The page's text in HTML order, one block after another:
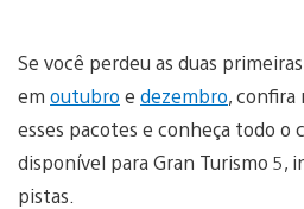
Se você perdeu as duas
em outubro e dezembro, confira
esses pacotes e conheça todo o
disponível para Gran Turismo 5,
pistas.